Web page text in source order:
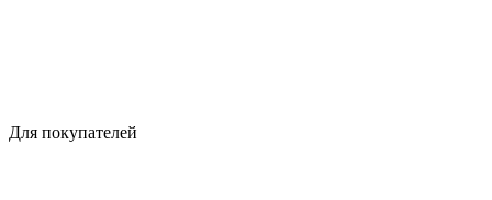
Для покупателей